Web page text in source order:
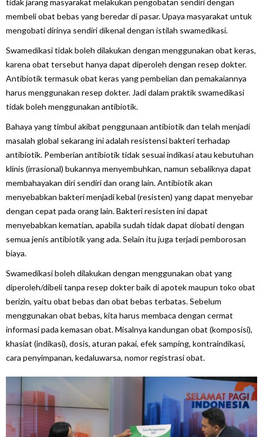
tidak jarang masyarakat melakukan pengobatan sendiri dengan
membeli obat bebas yang beredar di pasar. Upaya masyarakat untuk
mengobati dirinya sendiri dikenal dengan istilah swamedikasi.
Swamedikasi tidak boleh dilakukan dengan menggunakan obat keras,
karena obat tersebut hanya dapat diperoleh dengan resep dokter.
Antibiotik termasuk obat keras yang pembelian dan pemakaiannya
harus menggunakan resep dokter. Jadi dalam praktik swamedikasi
tidak boleh menggunakan antibiotik.
Bahaya yang timbul akibat penggunaan antibiotik dan telah menjadi
masalah global sekarang ini adalah resistensi bakteri terhadap
antibiotik. Pemberian antibiotik tidak sesuai indikasi atau kebutuhan
klinis (irrasional) bukannya menyembuhkan, namun sebaliknya dapat
membahayakan diri sendiri dan orang lain. Antibiotik akan
menyebabkan bakteri menjadi kebal (resisten) yang dapat menyebar
dengan cepat pada orang lain. Bakteri resisten ini dapat
menyebabkan kematian, apabila sudah tidak dapat diobati dengan
semua jenis antibiotik yang ada. Selain itu juga terjadi pemborosan
biaya.
Swamedikasi boleh dilakukan dengan menggunakan obat yang
diperoleh/dibeli tanpa resep dokter baik di apotek maupun toko obat
berizin, yaitu obat bebas dan obat bebas terbatas. Sebelum
menggunakan obat bebas, kita harus membaca dengan cermat
informasi pada kemasan obat. Misalnya kandungan obat (komposisi),
khasiat (indikasi), dosis, aturan pakai, efek samping, kontraindikasi,
cara penyimpanan, kedaluwarsa, nomor registrasi obat.